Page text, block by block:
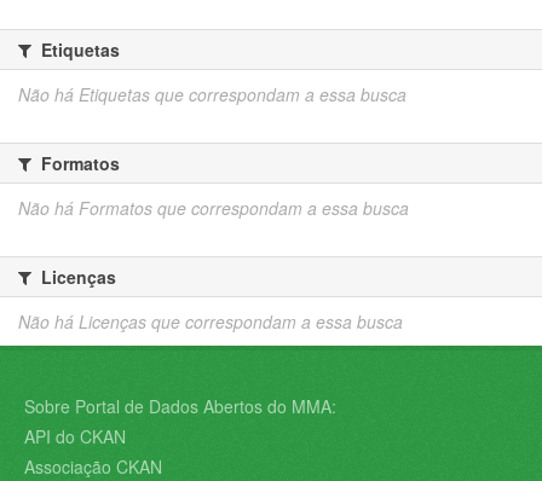
Etiquetas
Não há Etiquetas que correspondam a essa busca
Formatos
Não há Formatos que correspondam a essa busca
Licenças
Não há Licenças que correspondam a essa busca
Sobre Portal de Dados Abertos do MMA:
API do CKAN
Associação CKAN